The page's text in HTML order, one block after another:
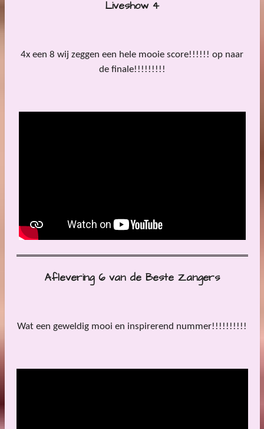
Liveshow 4
4x een 8 wij zeggen een hele mooie score!!!!!! op naar
de finale!!!!!!!!!
Aflevering 6 van de Beste Zangers
Wat een geweldig mooi en inspirerend nummer!!!!!!!!!!